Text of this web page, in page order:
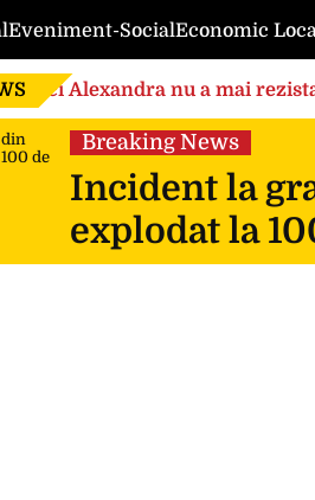
Eveniment-SocialEconomic
Nici Alexandra nu a mai
de căsnicie
Breaking News
Incident la
explodat la